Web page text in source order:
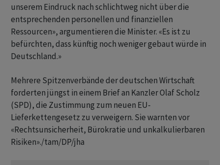
unserem Eindruck nach schlichtweg nicht über die
entsprechenden personellen und finanziellen
Ressourcen», argumentieren die Minister. «Es ist zu
befürchten, dass künftig noch weniger gebaut würde in
Deutschland.»
Mehrere Spitzenverbände der deutschen Wirtschaft
forderten jüngst in einem Brief an Kanzler Olaf Scholz
(SPD), die Zustimmung zum neuen EU-
Lieferkettengesetz zu verweigern. Sie warnten vor
«Rechtsunsicherheit, Bürokratie und unkalkulierbaren
Risiken»./tam/DP/jha